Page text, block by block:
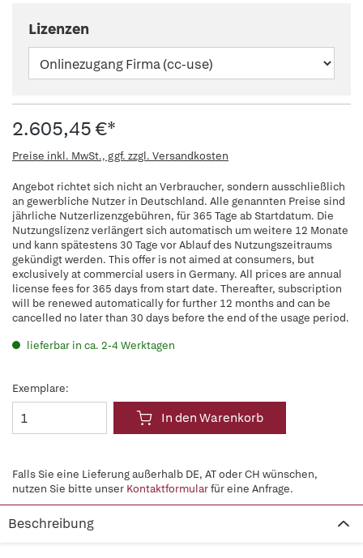
Lizenzen
2.605,45 €*
Preise inkl. MwSt., ggf. zzgl. Versandkosten
Angebot richtet sich nicht an Verbraucher, sondern ausschließlich
an gewerbliche Nutzer in Deutschland. Alle genannten Preise sind
jährliche Nutzerlizenzgebühren, für 365 Tage ab Startdatum. Die
Nutzungslizenz verlängert sich automatisch um weitere 12 Monate
und kann spätestens 30 Tage vor Ablauf des Nutzungszeitraums
gekündigt werden. This offer is not aimed at consumers, but
exclusively at commercial users in Germany. All prices are annual
license fees for 365 days from start date. Thereafter, subscription
will be renewed automatically for further 12 months and can be
cancelled no later than 30 days before the end of the usage period.
lieferbar in ca. 2-4 Werktagen
Exemplare:
In den Warenkorb
Falls Sie eine Lieferung außerhalb DE, AT oder CH wünschen,
nutzen Sie bitte unser Kontaktformularfür eine Anfrage.
Beschreibung